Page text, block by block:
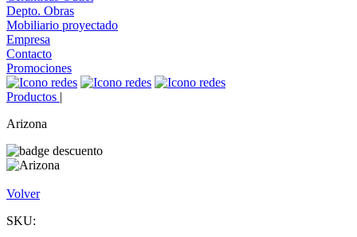
Depto. Obras
Mobiliario proyectado
Empresa
Contacto
Promociones
Productos |
Arizona
Volver
SKU: